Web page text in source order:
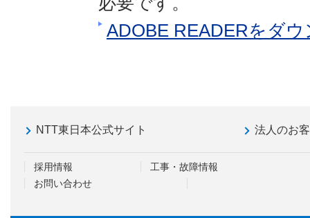
ADOBE READERをダ
NTT東日本公式サイト 法人のお
採用情報
工事・故障情報
お問い合わせ